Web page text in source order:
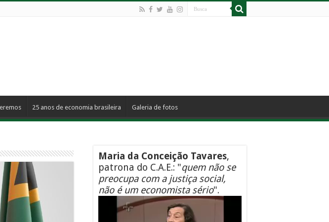
25 anos de economia brasileira Galeria de fotos
Maria da Conceição Tavares,
patrona do C.A.E.: "quem não se
preocupa com a justiça social,
não é um economista sério".